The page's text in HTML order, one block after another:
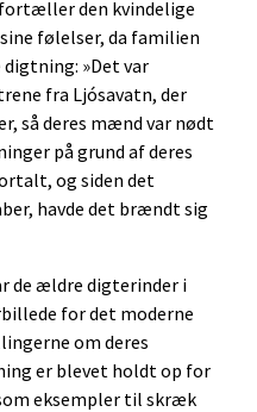
fortæller den kvindelige
følelser, da familien
»Det var
fra Ljósavatn, der
så deres mænd var nødt
på grund af deres
og siden det
havde det brændt sig
de ældre digterinder i
for det moderne
om deres
er blevet holdt op for
eksempler til skræk